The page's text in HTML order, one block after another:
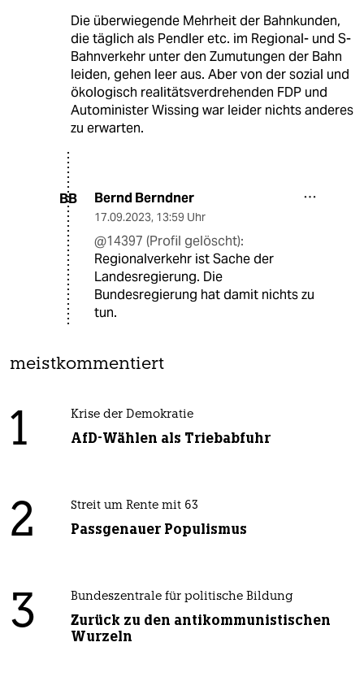
Die überwiegende Mehrheit der Bahnkunden,
die täglich als Pendler etc. im Regional- und S-
Bahnverkehr unter den Zumutungen der Bahn
leiden, gehen leer aus. Aber von der sozial und
ökologisch realitätsverdrehenden FDP und
Autominister Wissing war leider nichts anderes
zu erwarten.
BB Bernd Berndner
17.09.2023, 13:59 Uhr
@14397 (Profil gelöscht):
Regionalverkehr ist Sache der
Landesregierung. Die
Bundesregierung hat damit nichts zu
tun.
meistkommentiert
1 Krise der Demokratie
AfD-Wählen als Triebabfuhr
2 Streit um Rente mit 63
Passgenauer Populismus
3 Bundeszentrale für politische Bildung
Zurück zu den antikommunistischen
Wurzeln